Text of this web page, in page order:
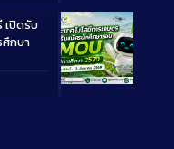
Long
เปิดรับ
ศึกษา